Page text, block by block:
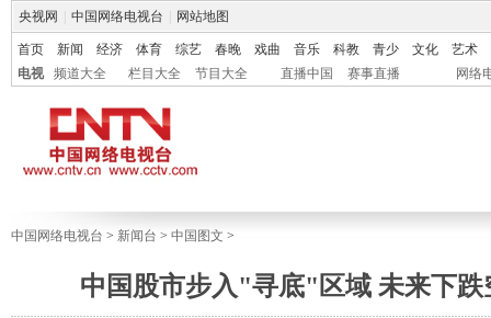
央视网 中国网络电视台 网站地图
首页 新闻 经济 体育 综艺 春晚 戏曲 音乐 科教 青少 文化
艺术
电视
频道大全 栏目大全 节目大全 直播中国 赛事直播 网络
中国网络电视台 > 新闻台 > 中国图文 >
中国股市步入"寻底"区域 未来下跌